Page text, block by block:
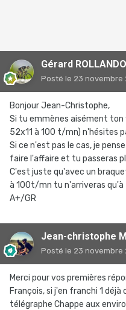
Gérard ROLLANDO
Posté le 23 novembre
Bonjour Jean-Christophe,
Si tu emmènes aisément
52x11 à 100 t/mn) n'hésites
Si ce n'est pas le cas, je
faire l'affaire et tu passeras
C'est juste qu'avec un
à 100t/mn tu n'arriveras
A+/GR
Jean-christophe
Posté le 23 novembre
Merci pour vos premières
François, si j'en franchi 1 déjà
télégraphe Chappe aux